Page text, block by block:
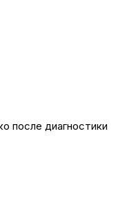
после диагностики